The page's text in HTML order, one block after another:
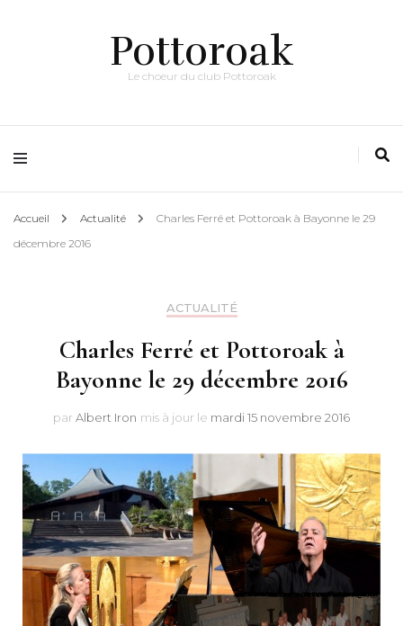
Pottoroak
Le choeur du club Pottoroak
Accueil Actualité
Charles Ferré et Pottoroak à Bayonne le 29
décembre 2016
ACTUALITÉ
Charles Ferré et Pottoroak à
Bayonne le 29 décembre 2016
par Albert Iron mis à jour le mardi 15 novembre 2016